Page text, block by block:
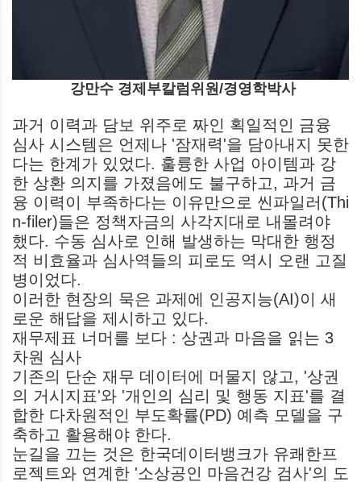
강만수 경제부칼럼위원/경영학박사
과거 이력과 담보 위주로 짜인 획일적인 금융
심사 시스템은 언제나 '잠재력'을 담아내지 못한
다는 한계가 있었다. 훌륭한 사업 아이템과 강
한 상환 의지를 가졌음에도 불구하고, 과거 금
융 이력이 부족하다는 이유만으로 씬파일러(Thi
n-filer)들은 정책자금의 사각지대로 내몰려야
했다. 수동 심사로 인해 발생하는 막대한 행정
적 비효율과 심사역들의 피로도 역시 오랜 고질
병이었다.
이러한 현장의 묵은 과제에 인공지능(AI)이 새
로운 해답을 제시하고 있다.
재무제표 너머를 보다 : 상권과 마음을 읽는 3
차원 심사
기존의 단순 재무 데이터에 머물지 않고, '상권
의 거시지표'와 '개인의 심리 및 행동 지표'를 결
합한 다차원적인 부도확률(PD) 예측 모델을 구
축하고 활용해야 한다.
눈길을 끄는 것은 한국데이터뱅크가 유쾌한프
로젝트와 연계한 '소상공인 마음건강 검사'의 도